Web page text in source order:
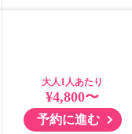
大人
¥4,800〜
予約に進む